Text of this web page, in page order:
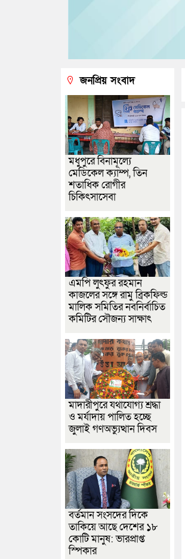
জনপ্রিয় সংবাদ
মধুপুরে বিনামূল্যে
মেডিকেল ক্যাম্প, তিন
শতাধিক রোগীর
চিকিৎসাসেবা
এমপি লুৎফুর রহমান
কাজলের সঙ্গে রামু ব্রিকফিল্ড
মালিক সমিতির নবনির্বাচিত
কমিটির সৌজন্য সাক্ষাৎ
মাদারীপুরে যথাযোগ্য শ্রদ্ধা
ও মর্যাদায় পালিত হচ্ছে
জুলাই গণঅভ্যুত্থান দিবস
বর্তমান সংসদের দিকে
তাকিয়ে আছে দেশের ১৮
কোটি মানুষ: ভারপ্রাপ্ত
স্পিকার